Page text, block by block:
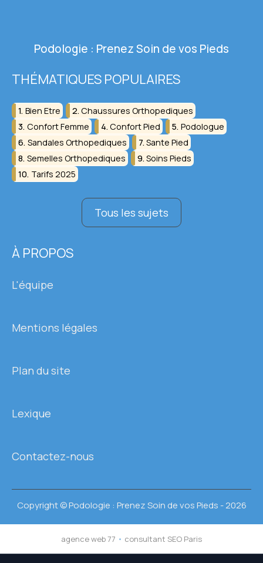
THÉMATIQUES POPULAIRES
Bien Etre
Chaussures Orthopediques
Confort Femme
Confort Pied
Podologue
Sandales Orthopediques
Sante Pied
Semelles Orthopediques
Soins Pieds
Tarifs 2025
Tous les sujets
Podologie : Prenez Soin de vos Pieds
À PROPOS
L'équipe
Mentions légales
Plan du site
Lexique
Contactez-nous
Copyright © Podologie : Prenez Soin de vos Pieds - 2026
agence web 77 • consultant SEO Paris